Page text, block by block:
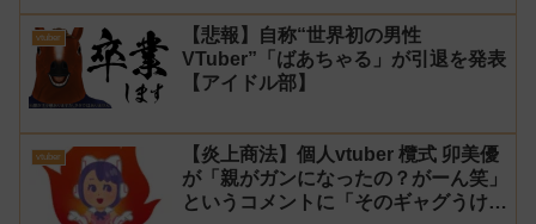
ブロックされてしまう
vtuber
【悲報】自称“世界初の男性
VTuber”「ばあちゃる」が引退を発表
【アイドル部】
vtuber
【炎上商法】個人vtuber 欖式 卯美優
が「親がガンになったの？がーん笑」
というコメントに「そのギャグうけ